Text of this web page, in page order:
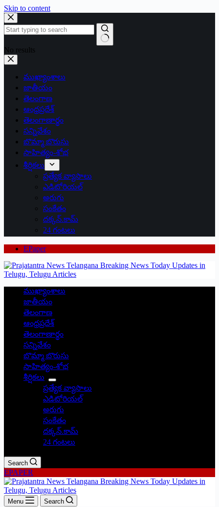
Skip to content
No results
ముఖ్యాంశాలు
జాతీయం
తెలంగాణ
ఆంధ్రప్రదేశ్
తెలంగాణార్థం
సన్నివేశం
బొమ్మా బొరుసు
సాహిత్యం-శోభ
శీర్షికలు
ప్రత్యేక వ్యాసాలు
ఎడిటోరియల్
అరుగు
సంకేతం
దక్కన్.కామ్
24 గంటలు
EPaper
ముఖ్యాంశాలు
జాతీయం
తెలంగాణ
ఆంధ్రప్రదేశ్
తెలంగాణార్థం
సన్నివేశం
బొమ్మా బొరుసు
సాహిత్యం-శోభ
శీర్షికలు
ప్రత్యేక వ్యాసాలు
ఎడిటోరియల్
అరుగు
సంకేతం
దక్కన్.కామ్
24 గంటలు
Search
EPAPER
Menu Search